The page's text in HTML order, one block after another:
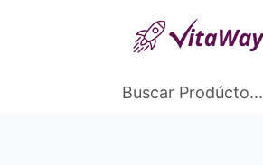
Buscar Prodúcto...